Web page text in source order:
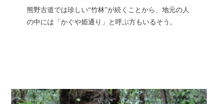
熊野古道では珍しい“竹林”が続くことから、地元の人
の中には「かぐや姫通り」と呼ぶ方もいるそう。